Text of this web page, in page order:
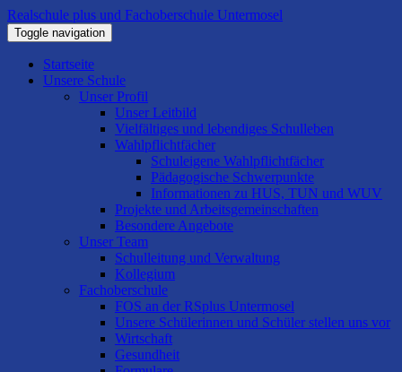
Realschule plus und Fachoberschule Untermosel
Toggle navigation
Startseite
Unsere Schule
Unser Profil
Unser Leitbild
Vielfältiges und lebendiges Schulleben
Wahlpflichtfächer
Schuleigene Wahlpflichtfächer
Pädagogische Schwerpunkte
Informationen zu HUS, TUN und WUV
Projekte und Arbeitsgemeinschaften
Besondere Angebote
Unser Team
Schulleitung und Verwaltung
Kollegium
Fachoberschule
FOS an der RSplus Untermosel
Unsere Schülerinnen und Schüler stellen uns vor
Wirtschaft
Gesundheit